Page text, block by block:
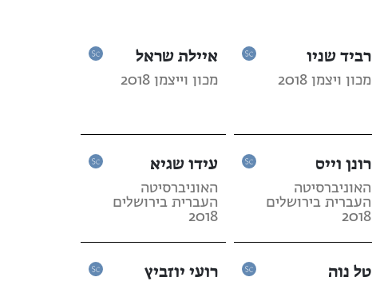
רביד שניו
מכון ויצמן 2018
איילת שראל
מכון וייצמן 2018
רונן וייס
האוניברסיטה
העברית בירושלים
2018
עידו שגיא
האוניברסיטה
העברית בירושלים
2018
טל נוה רועי יוזביץ